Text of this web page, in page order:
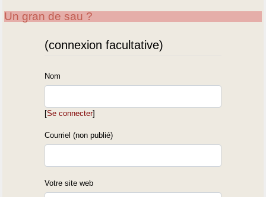
Un gran de sau ?
(connexion facultative)
Nom
[Se connecter]
Courriel (non publié)
Votre site web